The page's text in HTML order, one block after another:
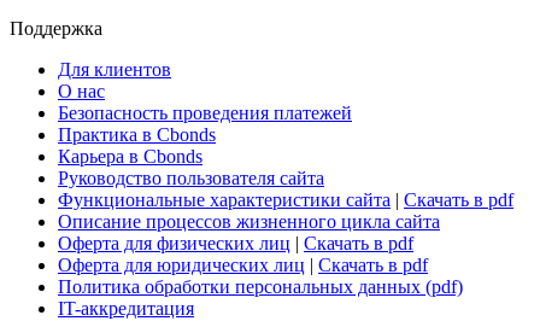
Поддержка
Для клиентов
О нас
Безопасность проведения платежей
Практика в Cbonds
Карьера в Cbonds
Руководство пользователя сайта
Функциональные характеристики сайта | Скачать в pdf
Описание процессов жизненного цикла сайта
Оферта для физических лиц | Скачать в pdf
Оферта для юридических лиц | Скачать в pdf
Политика обработки персональных данных (pdf)
IT-аккредитация